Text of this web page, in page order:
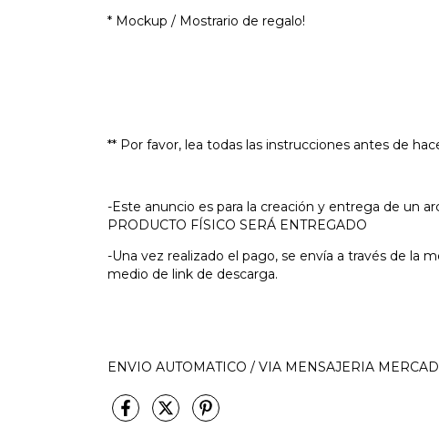
* Mockup / Mostrario de regalo!
** Por favor, lea todas las instrucciones antes de
-Este anuncio es para la creación y entrega de un
PRODUCTO FÍSICO SERÁ ENTREGADO
-Una vez realizado el pago, se envía a través de la
medio de link de descarga.
ENVIO AUTOMATICO / VIA MENSAJERIA